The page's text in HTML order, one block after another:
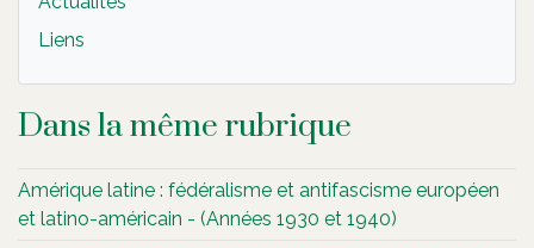
Liens
Dans la même rubrique
Amérique latine : fédéralisme et antifascisme européen
et latino-américain - (Années 1930 et 1940)